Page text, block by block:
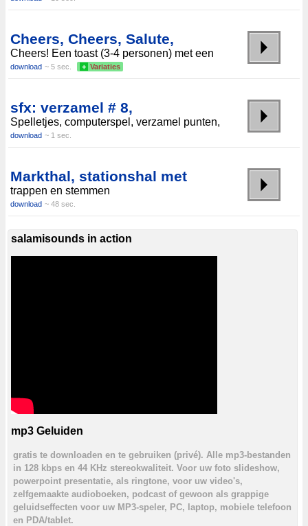
Cheers, Cheers, Salute,
Cheers! Een toast (3-4 personen) met een
download ~ 5 sec. + Variaties
sfx: verzamel # 8,
Spelletjes, computerspel, verzamel punten,
download ~ 1 sec.
Markthal, stationshal met
trappen en stemmen
download ~ 48 sec.
salamisounds in action
mp3 Geluiden
gratis te downloaden en te gebruiken (privé). Alle mp3-bestanden
in 128 kbps en 44 KHz stereokwaliteit. Voor uw foto slideshow,
powerpoint presentatie, als ringtone, voor uw video's,
zelfgemaakte audioboeken, podcast of gewoon als grappige
geluidseffecten voor uw MP3-speler, PC, laptop, mobiele telefoon
en PDA/tablet.